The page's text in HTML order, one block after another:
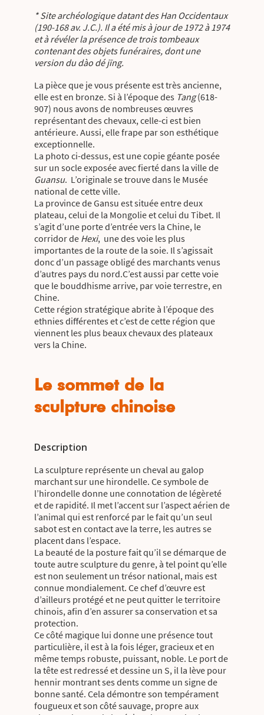
* Site archéologique datant des Han Occidentaux
(190-168 av. J.C.). Il a été mis à jour de 1972 à 1974
et à révéler la présence de trois tombeaux
contenant des objets funéraires, dont une
version du dào dé jīng.
La pièce que je vous présente est très ancienne,
elle est en bronze. Si à l’époque des Tang(618-
907) nous avons de nombreuses œuvres
représentant des chevaux, celle-ci est bien
antérieure. Aussi, elle frape par son esthétique
exceptionnelle.
La photo ci-dessus, est une copie géante posée
sur un socle exposée avec fierté dans la ville de
Guansu. L’originale se trouve dans le Musée
national de cette ville.
La province de Gansu est située entre deux
plateau, celui de la Mongolie et celui du Tibet. Il
s’agit d’une porte d’entrée vers la Chine, le
corridor de Hexi, une des voie les plus
importantes de la route de la soie. Il s’agissait
donc d’un passage obligé des marchants venus
d’autres pays du nord.C’est aussi par cette voie
que le bouddhisme arrive, par voie terrestre, en
Chine.
Cette région stratégique abrite à l’époque des
ethnies différentes et c’est de cette région que
viennent les plus beaux chevaux des plateaux
vers la Chine.
Le sommet de la
sculpture chinoise
Description
La sculpture représente un cheval au galop
marchant sur une hirondelle. Ce symbole de
l’hirondelle donne une connotation de légèreté
et de rapidité. Il met l’accent sur l’aspect aérien de
l’animal qui est renforcé par le fait qu’un seul
sabot est en contact ave la terre, les autres se
placent dans l’espace.
La beauté de la posture fait qu’il se démarque de
toute autre sculpture du genre, à tel point qu’elle
est non seulement un trésor national, mais est
connue mondialement. Ce chef d’œuvre est
d’ailleurs protégé et ne peut quitter le territoire
chinois, afin d’en assurer sa conservation et sa
protection.
Ce côté magique lui donne une présence tout
particulière, il est à la fois léger, gracieux et en
même temps robuste, puissant, noble. Le port de
la tête est redressé et dessine un S, il la lève pour
hennir montrant ses dents comme un signe de
bonne santé. Cela démontre son tempérament
fougueux et son côté sauvage, propre aux